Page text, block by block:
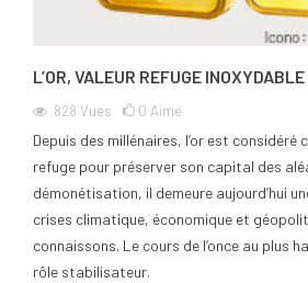
L’OR, VALEUR REFUGE INOXYDABLE
828 Vues 0 Aimé
Depuis des millénaires, l’or est considéré
refuge pour préserver son capital des
démonétisation, il demeure aujourd’hui
crises climatique, économique et
connaissons. Le cours de l’once au plus
rôle stabilisateur.